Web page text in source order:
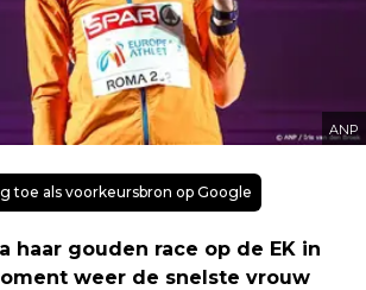
ANP
toe als voorkeursbron op Google
haar gouden race op de EK in
weer de snelste vrouw